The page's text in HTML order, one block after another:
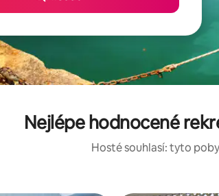
Nejlépe hodnocené
Hosté souhlasí: tyto